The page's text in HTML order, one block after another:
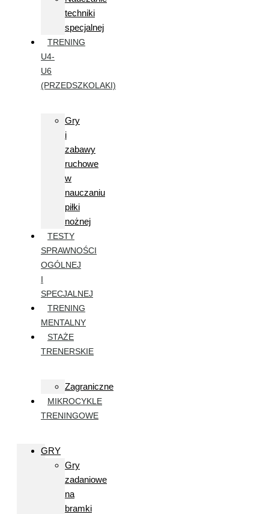
techniki
specjalnej
TRENING
U4-
U6
(PRZEDSZKOLAKI)
Gry
i
zabawy
ruchowe
w
nauczaniu
piłki
nożnej
TESTY
SPRAWNOŚCI
OGÓLNEJ
I
SPECJALNEJ
TRENING
MENTALNY
STAŻE
TRENERSKIE
Zagraniczne
MIKROCYKLE
TRENINGOWE
GRY
Gry
zadaniowe
na
bramki